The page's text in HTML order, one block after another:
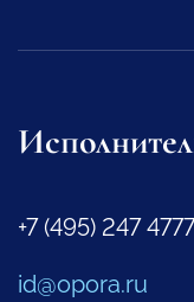
+7 (495) 247 4777
id@opora.ru